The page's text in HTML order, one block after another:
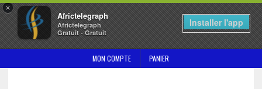
×
Africtelegraph
Africtelegraph
Gratuit - Gratuit
Installer l'app
MON COMPTE PANIER